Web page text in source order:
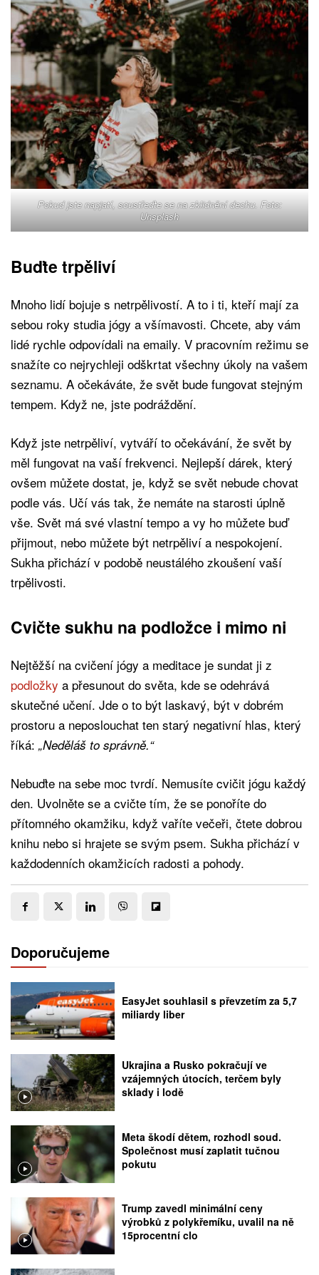
Pokud jste napjatí, soustřeďte se na zklidnění dechu. Foto:
Unsplash
Buďte trpěliví
Mnoho lidí bojuje s netrpělivostí. A to i ti, kteří mají za
sebou roky studia jógy a všímavosti. Chcete, aby vám
lidé rychle odpovídali na emaily. V pracovním režimu se
snažíte co nejrychleji odškrtat všechny úkoly na vašem
seznamu. A očekáváte, že svět bude fungovat stejným
tempem. Když ne, jste podráždění.
Když jste netrpěliví, vytváří to očekávání, že svět by
měl fungovat na vaší frekvenci. Nejlepší dárek, který
ovšem můžete dostat, je, když se svět nebude chovat
podle vás. Učí vás tak, že nemáte na starosti úplně
vše. Svět má své vlastní tempo a vy ho můžete buď
přijmout, nebo můžete být netrpěliví a nespokojení.
Sukha přichází v podobě neustálého zkoušení vaší
trpělivosti.
Cvičte sukhu na podložce i mimo ni
Nejtěžší na cvičení jógy a meditace je sundat ji z
podložky a přesunout do světa, kde se odehrává
skutečné učení. Jde o to být laskavý, být v dobrém
prostoru a neposlouchat ten starý negativní hlas, který
říká: „Neděláš to správně.“
Nebuďte na sebe moc tvrdí. Nemusíte cvičit jógu každý
den. Uvolněte se a cvičte tím, že se ponoříte do
přítomného okamžiku, když vaříte večeři, čtete dobrou
knihu nebo si hrajete se svým psem. Sukha přichází v
každodenních okamžicích radosti a pohody.
Doporučujeme
EasyJet souhlasil s převzetím za 5,7
miliardy liber
Ukrajina a Rusko pokračují ve
vzájemných útocích, terčem byly
sklady i lodě
Meta škodí dětem, rozhodl soud.
Společnost musí zaplatit tučnou
pokutu
Trump zavedl minimální ceny
výrobků z polykřemíku, uvalil na ně
15procentní clo